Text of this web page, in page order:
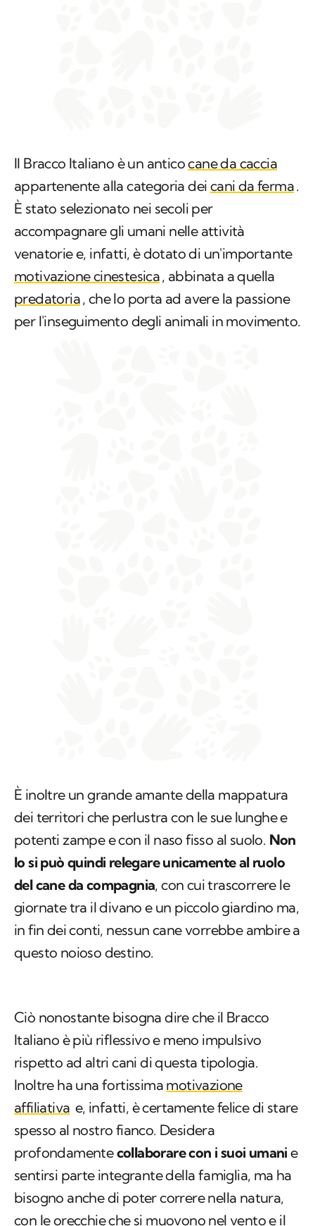
Il Bracco Italiano è un anticocane da caccia
appartenente alla categoria dei cani da ferma.
È stato selezionato nei secoli per
accompagnare gli umani nelle attività
venatorie e, infatti, è dotato di un'importante
motivazione cinestesica, abbinata a quella
predatoria, che lo porta ad avere la passione
per l'inseguimento degli animali in movimento.
È inoltre un grande amante della mappatura
dei territori che perlustra con le sue lunghe e
potenti zampe e con il naso fisso al suolo. Non
lo si può quindi relegare unicamente al ruolo
del cane da compagnia, con cui trascorrere le
giornate tra il divano e un piccolo giardino ma,
in fin dei conti, nessun cane vorrebbe ambire a
questo noioso destino.
Ciò nonostante bisogna dire che il Bracco
Italiano è più riflessivo e meno impulsivo
rispetto ad altri cani di questa tipologia.
Inoltre ha una fortissima motivazione
affiliativa e, infatti, è certamente felice di stare
spesso al nostro fianco. Desidera
profondamentecollaborare con i suoi umani e
sentirsi parte integrante della famiglia, ma ha
bisogno anche di poter correre nella natura,
con le orecchie che si muovono nel vento e il